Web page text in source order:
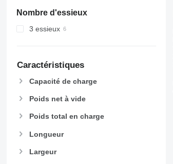
Nombre d'essieux
3 essieux
Caractéristiques
Capacité de charge
Poids net à vide
Poids total en charge
Longueur
Largeur